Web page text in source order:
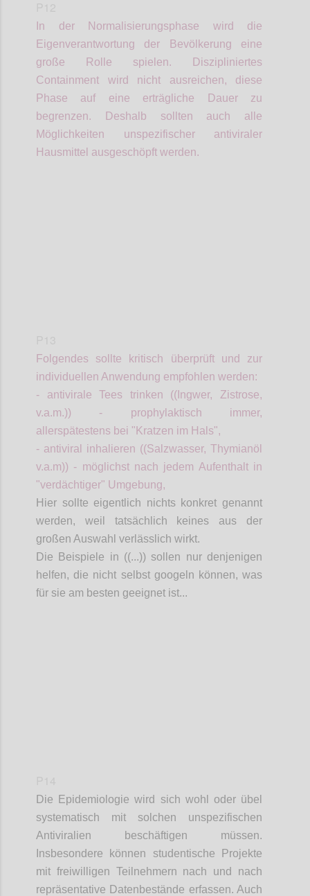
In der Normalisierungsphase wird die
Eigenverantwortung der Bevölkerung eine
große Rolle spielen.
Diszipliniertes
Containment wird nicht ausreichen, diese
Phase auf eine erträgliche Dauer zu
begrenzen. Deshalb sollten auch alle
Möglichkeiten unspezifischer antiviraler
Hausmittel ausgeschöpft werden.
Folgendes sollte kritisch überprüft und zur
individuellen Anwendung empfohlen werden:
- antivirale Tees trinken ((Ingwer, Zistrose,
v.a.m.)) - prophylaktisch immer,
allerspätestens bei "Kratzen im Hals",
- antiviral inhalieren ((Salzwasser, Thymianöl
v.a.m)) - möglichst nach jedem Aufenthalt in
"verdächtiger" Umgebung,
Hier sollte eigentlich nichts konkret genannt
werden, weil tatsächlich keines aus der
großen Auswahl verlässlich wirkt.
Die Beispiele in ((...)) sollen nur denjenigen
helfen, die nicht selbst googeln können, was
für sie am besten geeignet ist...
Die Epidemiologie wird sich wohl oder übel
systematisch mit solchen unspezifischen
Antiviralien beschäftigen müssen.
Insbesondere können studentische Projekte
mit freiwilligen Teilnehmern nach und nach
repräsentative Datenbestände erfassen. Auch